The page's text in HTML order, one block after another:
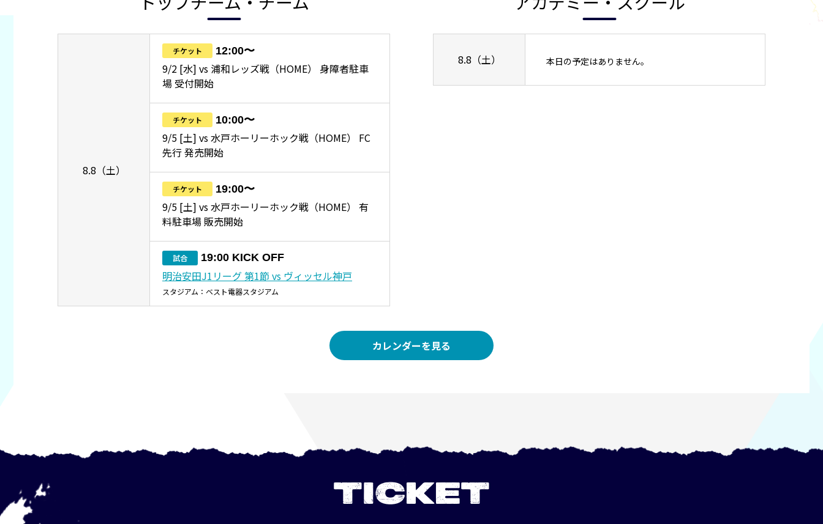
8.8（土）
チケット 12:00〜
9/2 [水] vs 浦和レッズ戦（HOME） 身障者駐車
場 受付開始
チケット 10:00〜
9/5 [土] vs 水戸ホーリーホック戦（HOME） FC
先行 発売開始
チケット 19:00〜
9/5 [土] vs 水戸ホーリーホック戦（HOME） 有
料駐車場 販売開始
試合 19:00 KICK OFF
明治安田J1リーグ 第1節 vs ヴィッセル神戸
スタジアム：ベスト電器スタジアム
8.8（土） 本日の予定はありません。
カレンダーを見る
TICKET